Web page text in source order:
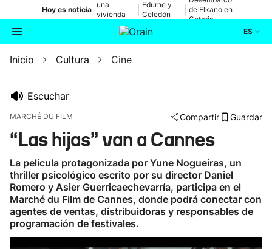
Hoy es noticia
una
vivienda
de Bilbao
Edurne y
Celedón
de Elkano en
Getaria
ES
Buscador Actualidad
Ikusmiran
Eguraldia
Inicio Cultura Cine
Escuchar
MARCHÉ DU FILM Compartir Guardar
“Las hijas” van a Cannes
La película protagonizada por Yune Nogueiras, un
thriller psicológico escrito por su director Daniel
Romero y Asier Guerricaechevarría, participa en el
Marché du Film de Cannes, donde podrá conectar con
agentes de ventas, distribuidoras y responsables de
programación de festivales.